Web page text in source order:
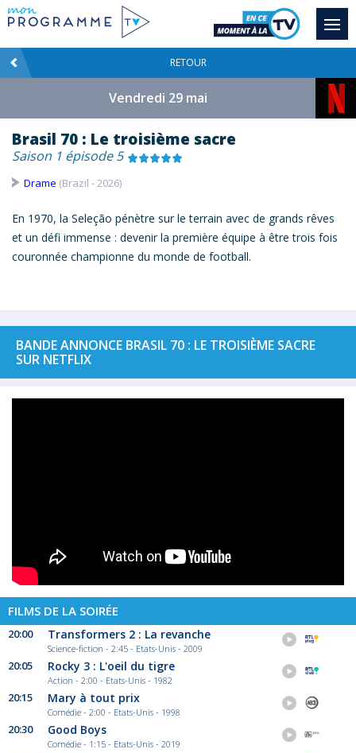
RETOUR
Vendredi 29 mai
Brasil 70 : Le troisième sacre
Saison 1 épisode 5
Drame (Brazil - 2026)
En 1970, la Seleção pénètre sur le terrain avec de grands rêves
et un défi immense : devenir la première équipe à être trois fois
couronnée championne du monde de football.
BANDE ANNONCE BRASIL 70 : LE TROISIÈME SACRE
SUR NETFLIX
FILMS DE LA SOIRÉE
20:00 Transformers 2 : La revanche
Science-fiction - 2:45 - Etats-Unis - 2009
20:05 Rocky 3 : L'oeil du tigre
Action - 2:00 - Etats-Unis - 1982
20:15 Mary à tout prix
Comédie - 2:00 - Etats-Unis - 1998
20:30 Good Boys
Comédie - 1:15 - Etats-Unis - 2019